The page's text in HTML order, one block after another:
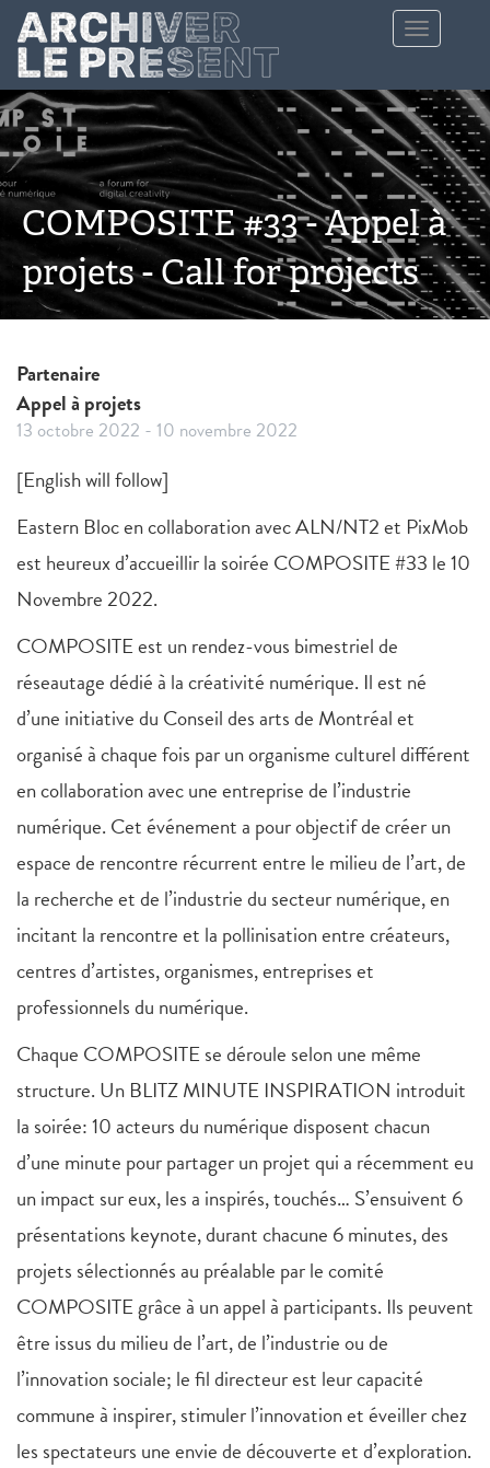
Aller au contenu principal
Toggle
navigation
COMPOSITE #33 - Appel à
projets - Call for projects
Partenaire
Appel à projets
13 octobre 2022 - 10 novembre 2022
[English will follow]
Eastern Bloc en collaboration avec ALN/NT2 et PixMob
est heureux d’accueillir la soirée COMPOSITE #33 le 10
Novembre 2022.
COMPOSITE est un rendez-vous bimestriel de
réseautage dédié à la créativité numérique. Il est né
d’une initiative du Conseil des arts de Montréal et
organisé à chaque fois par un organisme culturel différent
en collaboration avec une entreprise de l’industrie
numérique. Cet événement a pour objectif de créer un
espace de rencontre récurrent entre le milieu de l’art, de
la recherche et de l’industrie du secteur numérique, en
incitant la rencontre et la pollinisation entre créateurs,
centres d’artistes, organismes, entreprises et
professionnels du numérique.
Chaque COMPOSITE se déroule selon une même
structure. Un BLITZ MINUTE INSPIRATION introduit
la soirée: 10 acteurs du numérique disposent chacun
d’une minute pour partager un projet qui a récemment eu
un impact sur eux, les a inspirés, touchés… S’ensuivent 6
présentations keynote, durant chacune 6 minutes, des
projets sélectionnés au préalable par le comité
COMPOSITE grâce à un appel à participants. Ils peuvent
être issus du milieu de l’art, de l’industrie ou de
l’innovation sociale; le fil directeur est leur capacité
commune à inspirer, stimuler l’innovation et éveiller chez
les spectateurs une envie de découverte et d’exploration.